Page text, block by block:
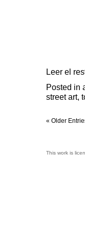
Leer el
Posted in
street art,
« Older
This work is